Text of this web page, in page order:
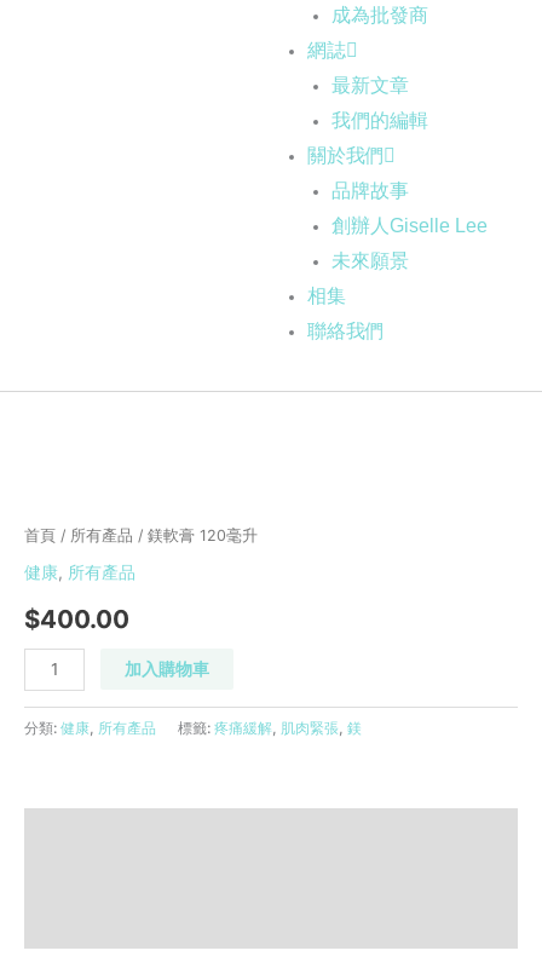
成為批發商
網誌
最新文章
我們的編輯
關於我們
品牌故事
創辦人Giselle Lee
未來願景
相集
聯絡我們
首頁 / 所有產品 / 鎂軟膏 120毫升
健康, 所有產品
$400.00
膏
120
升
數
加入購物車
分類: 健康, 所有產品 標籤: 疼痛緩解, 肌肉緊張, 鎂